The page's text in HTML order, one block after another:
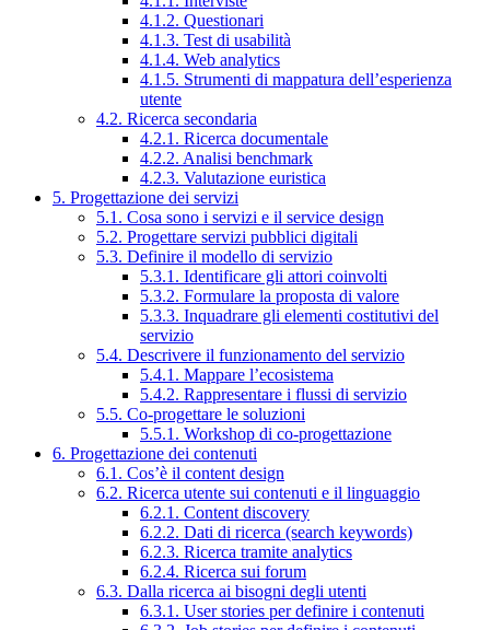
4.1.2. Questionari
4.1.3. Test di usabilità
4.1.4. Web analytics
4.1.5. Strumenti di mappatura dell’esperienza
utente
4.2. Ricerca secondaria
4.2.1. Ricerca documentale
4.2.2. Analisi benchmark
4.2.3. Valutazione euristica
5. Progettazione dei servizi
5.1. Cosa sono i servizi e il service design
5.2. Progettare servizi pubblici digitali
5.3. Definire il modello di servizio
5.3.1. Identificare gli attori coinvolti
5.3.2. Formulare la proposta di valore
5.3.3. Inquadrare gli elementi costitutivi del
servizio
5.4. Descrivere il funzionamento del servizio
5.4.1. Mappare l’ecosistema
5.4.2. Rappresentare i flussi di servizio
5.5. Co-progettare le soluzioni
5.5.1. Workshop di co-progettazione
6. Progettazione dei contenuti
6.1. Cos’è il content design
6.2. Ricerca utente sui contenuti e il linguaggio
6.2.1. Content discovery
6.2.2. Dati di ricerca (search keywords)
6.2.3. Ricerca tramite analytics
6.2.4. Ricerca sui forum
6.3. Dalla ricerca ai bisogni degli utenti
6.3.1. User stories per definire i contenuti